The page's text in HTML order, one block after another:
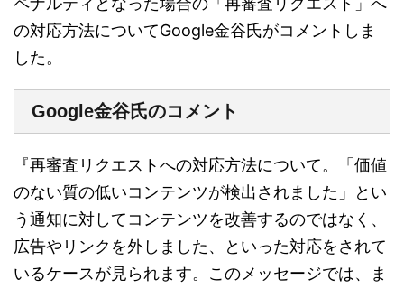
の対応方法についてGoogle金谷氏がコメントしま
した。
Google金谷氏のコメント
『再審査リクエストへの対応方法について。「価値
のない質の低いコンテンツが検出されました」とい
う通知に対してコンテンツを改善するのではなく、
広告やリンクを外しました、といった対応をされて
いるケースが見られます。このメッセージでは、ま